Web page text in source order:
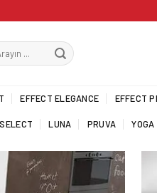
EFFECT ELEGANCE EFFECT
LUNA PRUVA YOGA